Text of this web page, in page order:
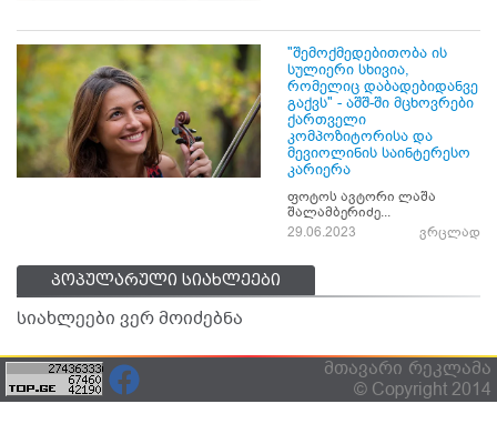
"შემოქმედებითობა ის
სულიერი სხივია,
რომელიც დაბადებიდანვე
გაქვს" - აშშ-ში მცხოვრები
ქართველი
კომპოზიტორისა და
მევიოლინის საინტერესო
კარიერა
ფოტოს ავტორი ლაშა
შალამბერიძე...
29.06.2023
ვრცლად
პოპულარული სიახლეები
სიახლეები ვერ მოიძებნა
მთავარი რეკლამა
© Copyright 2014